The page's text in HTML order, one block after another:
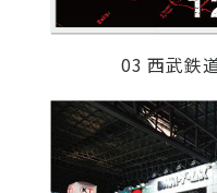
03 西武鉄